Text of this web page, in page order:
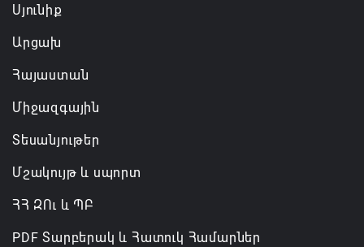
Սյունիք
Արցախ
Հայաստան
Միջազգային
Տեսանյութեր
Մշակույթ և սպորտ
ՀՀ ԶՈւ և ՊԲ
PDF Տարբերակ և Հատուկ Համարներ